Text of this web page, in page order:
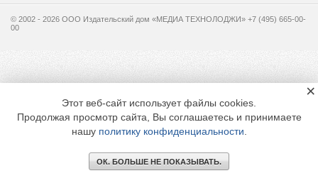
© 2002 - 2026 OOO Издательский дом «МЕДИА ТЕХНОЛОДЖИ» +7 (495) 665-00-
00
Этот веб-сайт использует файлы cookies.
Продолжая просмотр сайта, Вы соглашаетесь и принимаете
нашу политику конфиденциальности
ОК. БОЛЬШЕ НЕ ПОКАЗЫВАТЬ.
×